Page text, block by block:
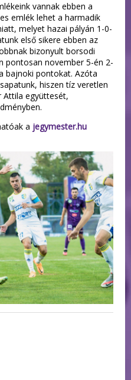
vannak ebben a
emlék lehet a harmadik
melyet hazai pályán 1-0-
első sikere ebben az
bizonyult borsodi
pontosan november 5-én 2-
bajnoki pontokat. Azóta
hiszen tíz veretlen
együttesét,
a jegymester.hu